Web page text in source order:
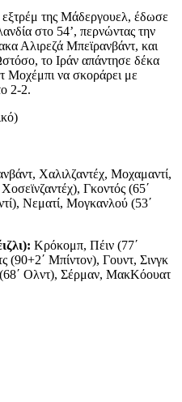
εξτρέμ της Μάδεργουελ, έδωσε
στο 54’, περνώντας την
Αλιρεζά Μπεϊρανβάντ, και
το Ιράν απάντησε δέκα
Μοχέμπι να σκοράρει με
2-2.
Χαλιλζαντέχ, Μοχαμαντί,
Γκοντός (65΄
Νεματί, Μογκανλού (53΄
Κρόκομπ, Πέιν (77΄
(90+2΄ Μπίντον), Γουντ, Σινγκ
Ολντ), Σέρμαν, ΜακΚόουατ